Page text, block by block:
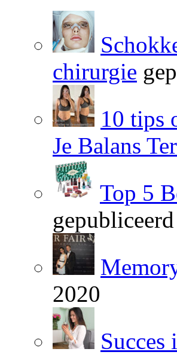
chirurgie
10 tips
Je Balans
Top 5
2020
Succes